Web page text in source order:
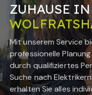
ZUHAUSE
Mit unserem Service
professionelle
durch qualifiziertes
Suche nach
erhalten Sie alles